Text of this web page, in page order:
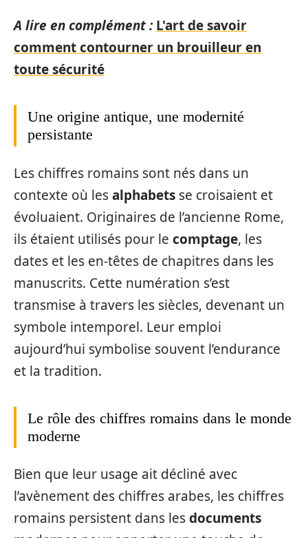
A lire en complément : L'art de savoir
comment contourner un brouilleur en
toute sécurité
Une origine antique, une modernité
persistante
Les chiffres romains sont nés dans un
contexte où lesalphabets se croisaient et
évoluaient. Originaires de l’ancienne Rome,
ils étaient utilisés pour le comptage, les
dates et les en-têtes de chapitres dans les
manuscrits. Cette numération s’est
transmise à travers les siècles, devenant un
symbole intemporel. Leur emploi
aujourd’hui symbolise souvent l’endurance
et la tradition.
Le rôle des chiffres romains dans le monde
moderne
Bien que leur usage ait décliné avec
l’avènement des chiffres arabes, les chiffres
romains persistent dans lesdocuments